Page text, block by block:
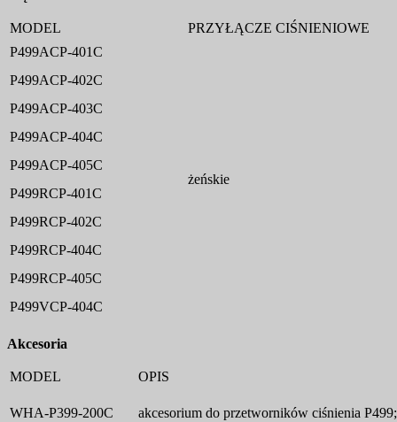
MODEL
PRZYŁĄCZE CIŚNIENIOWE
P499ACP-401C
żeńskie
P499ACP-402C
P499ACP-403C
P499ACP-404C
P499ACP-405C
P499RCP-401C
P499RCP-402C
P499RCP-404C
P499RCP-405C
P499VCP-404C
Akcesoria
MODEL OPIS
WHA-P399-200C akcesorium do przetworników ciśnienia